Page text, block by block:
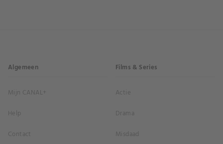
Algemeen
Mijn CANAL+
Help
Contact
Films & Series
Actie
Drama
Misdaad